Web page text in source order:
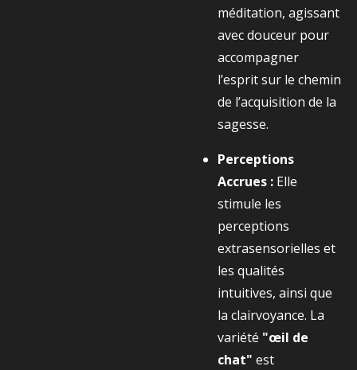
méditation, agissant
avec douceur pour
accompagner
l’esprit sur le chemin
de l’acquisition de la
sagesse.
Perceptions
Accrues : Elle
stimule les
perceptions
extrasensorielles et
les qualités
intuitives, ainsi que
la clairvoyance. La
variété "œil de
chat" est